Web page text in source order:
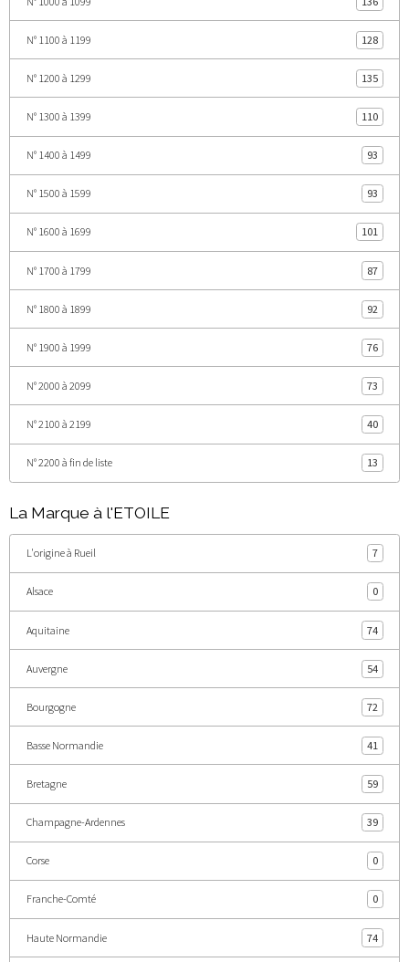
N° 1100 à 1199 128
N° 1200 à 1299 135
N° 1300 à 1399 110
N° 1400 à 1499 93
N° 1500 à 1599 93
N° 1600 à 1699 101
N° 1700 à 1799 87
N° 1800 à 1899 92
N° 1900 à 1999 76
N° 2000 à 2099 73
N° 2100 à 2199 40
N° 2200 à fin de liste 13
La Marque à l'ETOILE
L'origine à Rueil 7
Alsace 0
Aquitaine 74
Auvergne 54
Bourgogne 72
Basse Normandie 41
Bretagne 59
Champagne-Ardennes 39
Corse 0
Franche-Comté 0
Haute Normandie 74